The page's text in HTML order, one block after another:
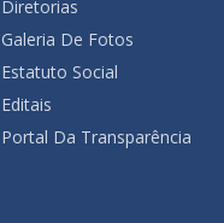
Diretorias
Galeria De Fotos
Estatuto Social
Editais
Portal Da Transparência